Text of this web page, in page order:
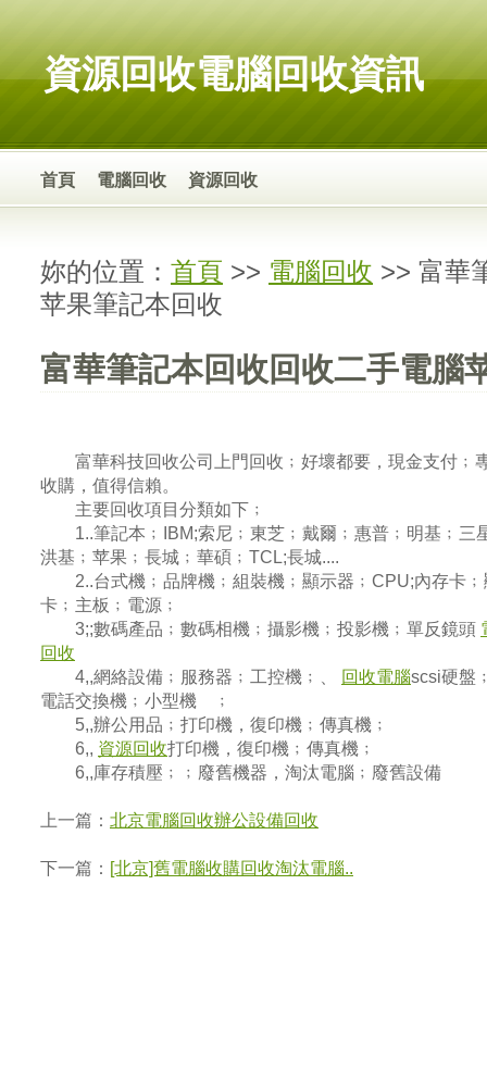
資源回收電腦回收資訊
首頁 電腦回收 資源回收
妳的位置： 首頁 >> 電腦回收 >> 富華
苹果筆記本回收
富華筆記本回收回收二手電腦
富華科技回收公司上門回收﹔好壞都要，現金支付﹔
收購，值得信賴。
主要回收項目分類如下﹔
1..筆記本﹔IBM;索尼﹔東芝﹔戴爾﹔惠普﹔明基﹔三
洪基﹔苹果﹔長城﹔華碩﹔TCL;長城....
2..台式機﹔品牌機﹔組裝機﹔顯示器﹔CPU;內存卡﹔
卡﹔主板﹔電源﹔
3;;數碼產品﹔數碼相機﹔攝影機﹔投影機﹔單反鏡頭
回收
4,,網絡設備﹔服務器﹔工控機﹔、
回收電腦scsi硬盤
電話交換機﹔小型機 ﹔
5,,辦公用品﹔打印機，復印機﹔傳真機﹔
6,, 資源回收打印機，復印機﹔傳真機﹔
6,,庫存積壓﹔﹔廢舊機器，淘汰電腦﹔廢舊設備
上一篇： 北京電腦回收辦公設備回收
下一篇： [北京]舊電腦收購回收淘汰電腦..